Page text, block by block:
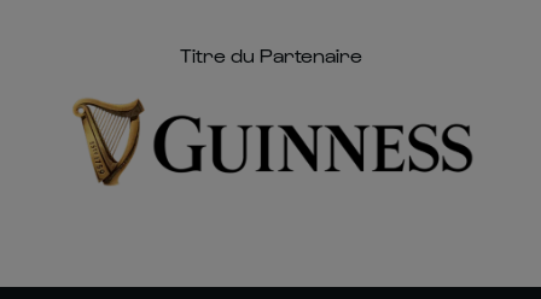
Titre du Partenaire